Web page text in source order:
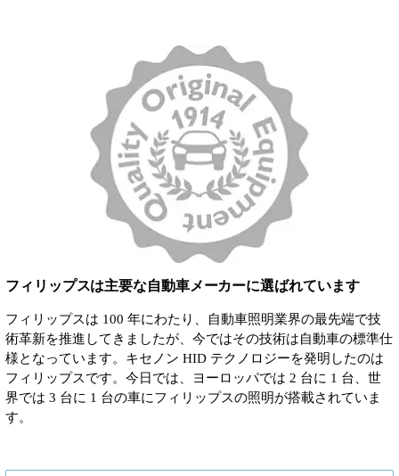
フィリップスは主要な自動車メーカーに選ばれています
フィリップスは 100 年にわたり、自動車照明業界の最先端で技
術革新を推進してきましたが、今ではその技術は自動車の標準仕
様となっています。キセノン HID テクノロジーを発明したのは
フィリップスです。今日では、ヨーロッパでは 2 台に 1 台、世
界では 3 台に 1 台の車にフィリップスの照明が搭載されていま
す。